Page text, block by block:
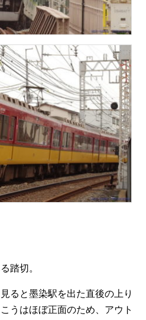
踏切。
ると墨染駅を出た直後の上り
うはほぼ正面のため、アウト